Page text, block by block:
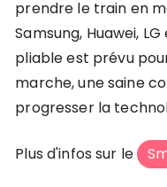
prendre le train en
Samsung, Huawei,
pliable est prévu
marche, une saine
progresser la
Plus d'infos sur le